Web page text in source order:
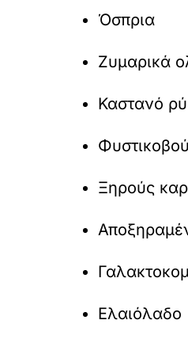
Όσπρια
Ζυμαρικά
Καστανό
Ξηρούς
Ελαιόλαδο